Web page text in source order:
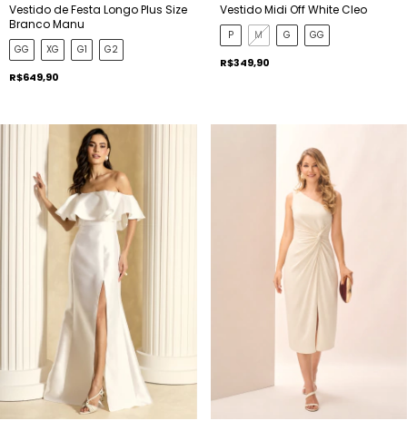
Vestido de Festa Longo Plus Size
Branco Manu
GG XG G1 G2
R$649,90
Vestido Midi Off White Cleo
P M G GG
R$349,90